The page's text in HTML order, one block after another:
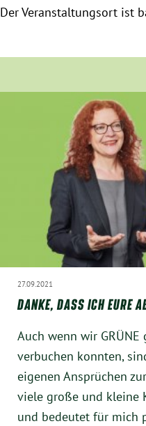
Termine
Twitter
YouTube
Instagram
Der Veranstaltungsort ist
27.09.2021
DANKE, DASS ICH EURE
Auch wenn wir
verbuchen konnten,
eigenen Ansprüchen
viele große und kleine
und bedeutet für mich